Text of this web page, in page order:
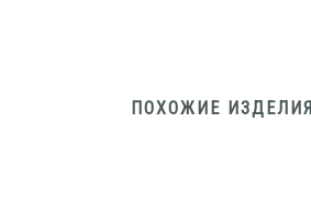
ПОХОЖИЕ ИЗДЕЛИЯ